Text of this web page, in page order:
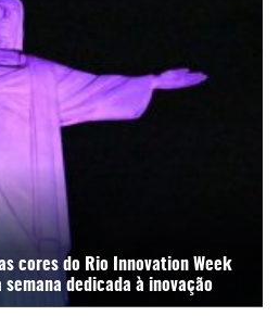
cores do Rio Innovation Week
dedicada à inovação